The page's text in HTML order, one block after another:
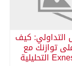
التداولي: كيف
توازنك مع